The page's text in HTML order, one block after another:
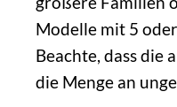
Modelle mit 5
Beachte, dass die
die Menge an